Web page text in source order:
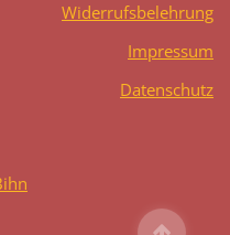
Widerrufsbelehrung
Impressum
Datenschutz